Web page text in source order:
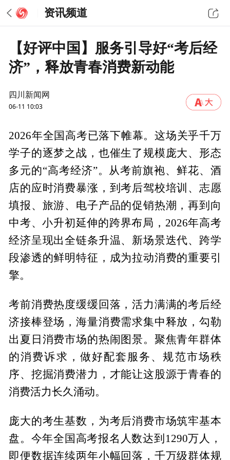
资讯频道
【好评中国】服务引导好“考后经
济”，释放青春消费新动能
四川新闻网
06-11 10:03
2026年全国高考已落下帷幕。这场关乎千万
学子的逐梦之战，也催生了规模庞大、形态
多元的“高考经济”。从考前旗袍、鲜花、酒
店的应时消费暴涨，到考后驾校培训、志愿
填报、旅游、电子产品的促销热潮，再到向
中考、小升初延伸的跨界布局，2026年高考
经济呈现出全链条升温、新场景迭代、跨学
段渗透的鲜明特征，成为拉动消费的重要引
擎。
考前消费热度缓缓回落，活力满满的考后经
济接棒登场，海量消费需求集中释放，勾勒
出夏日消费市场的热闹图景。聚焦青年群体
的消费诉求，做好配套服务、规范市场秩
序、挖掘消费潜力，才能让这股源于青春的
消费活力长久涌动。
庞大的考生基数，为考后消费市场筑牢基本
盘。今年全国高考报名人数达到1290万人，
即便数据连续两年小幅回落，千万级群体规